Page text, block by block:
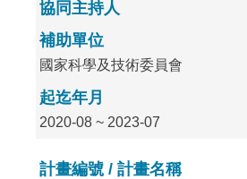
協同主持人
補助單位
國家科學及技術委員會
起迄年月
2020-08 ~ 2023-07
計畫編號 / 計畫名稱